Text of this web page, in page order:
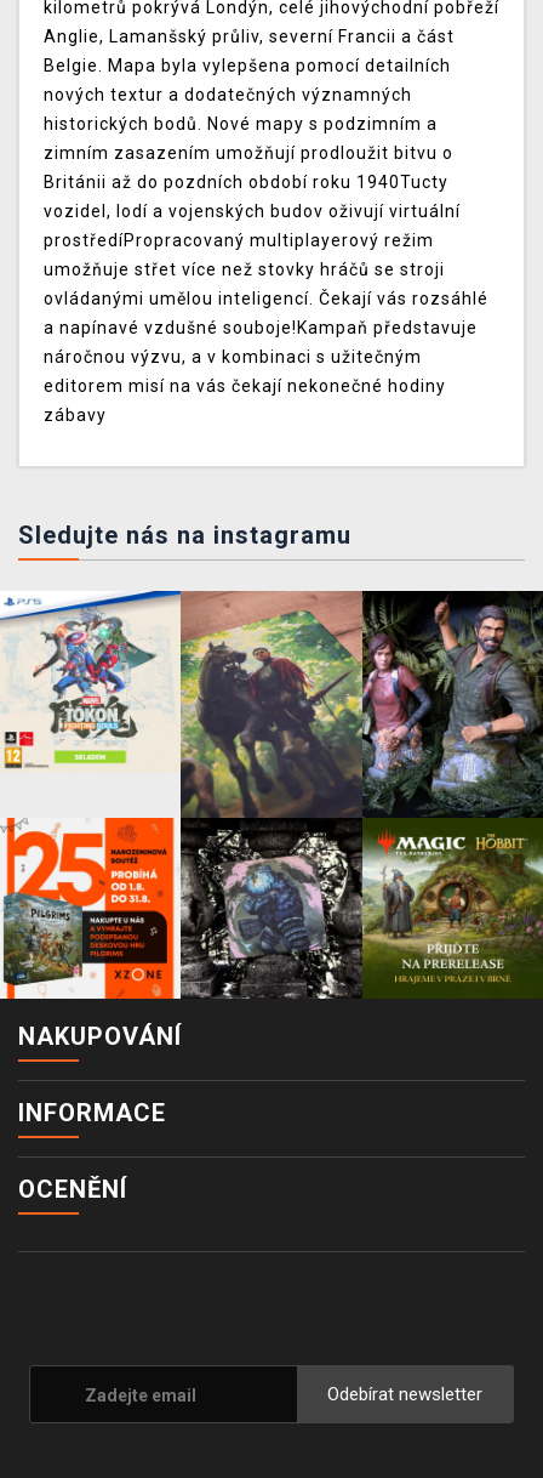
kilometrů pokrývá Londýn, celé jihovýchodní pobřeží
Anglie, Lamanšský průliv, severní Francii a část
Belgie. Mapa byla vylepšena pomocí detailních
nových textur a dodatečných významných
historických bodů. Nové mapy s podzimním a
zimním zasazením umožňují prodloužit bitvu o
Británii až do pozdních období roku 1940Tucty
vozidel, lodí a vojenských budov oživují virtuální
prostředíPropracovaný multiplayerový režim
umožňuje střet více než stovky hráčů se stroji
ovládanými umělou inteligencí. Čekají vás rozsáhlé
a napínavé vzdušné souboje!Kampaň představuje
náročnou výzvu, a v kombinaci s užitečným
editorem misí na vás čekají nekonečné hodiny
zábavy
Sledujte nás na instagramu
NAKUPOVÁNÍ
INFORMACE
OCENĚNÍ
Odebírat newsletter